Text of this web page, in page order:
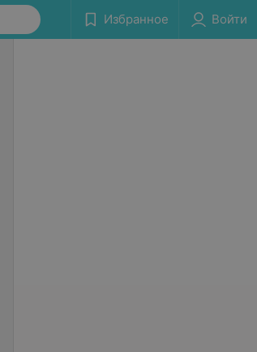
Избранное Войти